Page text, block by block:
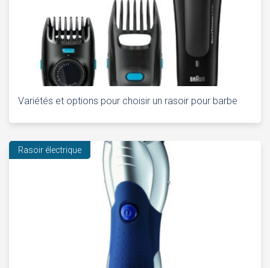
Variétés et options pour choisir un rasoir pour barbe
Rasoir électrique